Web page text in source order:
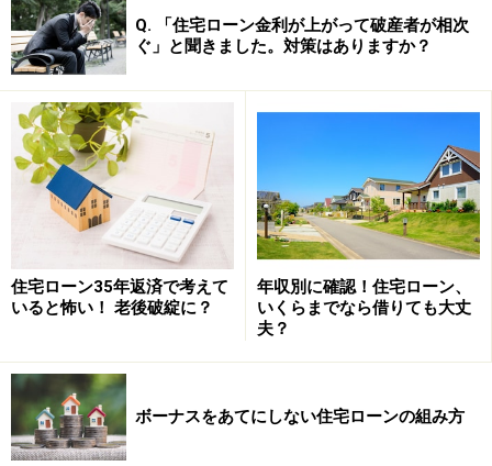
ーンと金利が同じなら、サービスが付いている方が良
い」のか、ご自身のケースで目的をハッキリ持つと、賢
く利用できそうです。
次のページでは、金利が優遇されるローン、女性にうれ
しいサービスがあるローンをご紹介します。
※記事内容は執筆時点のものです。最新の内容をご確認くださ
本記事の内容は一般的な情報提供を目的としており、特定の金融
商品や投資行動を推奨するものではありません。
投資や資産運用に関する最終的なご判断はご自身の責任において
行ってください。
掲載情報の正確性・完全性については十分に配慮しております
が、その内容を保証するものではなく、これに基づく損失・損害
などについて当社は一切の責任を負いません。
最新の情報や詳細については、必ず各金融機関やサービス提供者
の公式情報をご確認ください。
Q. 「住宅ローン金利が上がって破産者が相次
ぐ」と聞きました。対策はありますか？
住宅ローン35年返済で考えて
いると怖い！ 老後破綻に？
年収別に確認！住宅ローン、
いくらまでなら借りても大丈
夫？
ボーナスをあてにしない住宅ローンの組み方